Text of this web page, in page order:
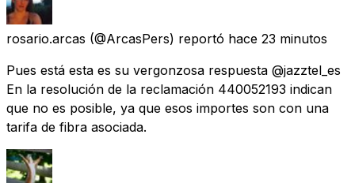
rosario.arcas (@ArcasPers) reportó hace 23 minutos
Pues está esta es su vergonzosa respuesta @jazztel_es
En la resolución de la reclamación 440052193 indican
que no es posible, ya que esos importes son con una
tarifa de fibra asociada.